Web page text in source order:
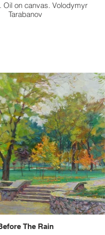
Oil on canvas. Volodymyr
Tarabanov
The Rain